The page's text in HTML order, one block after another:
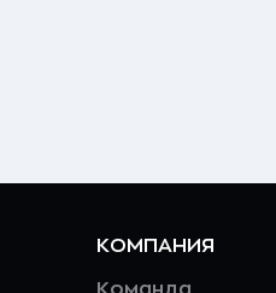
КОМПАНИЯ
Команда